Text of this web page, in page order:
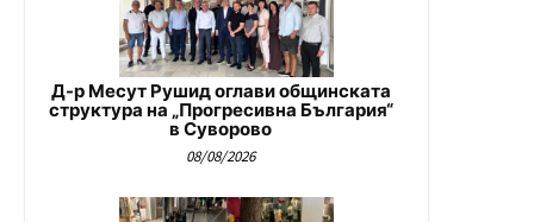
Д-р Месут Рушид оглави общинската
структура на „Прогресивна България“
в Суворово
08/08/2026